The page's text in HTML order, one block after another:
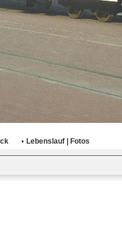
Lebenslauf | Fotos